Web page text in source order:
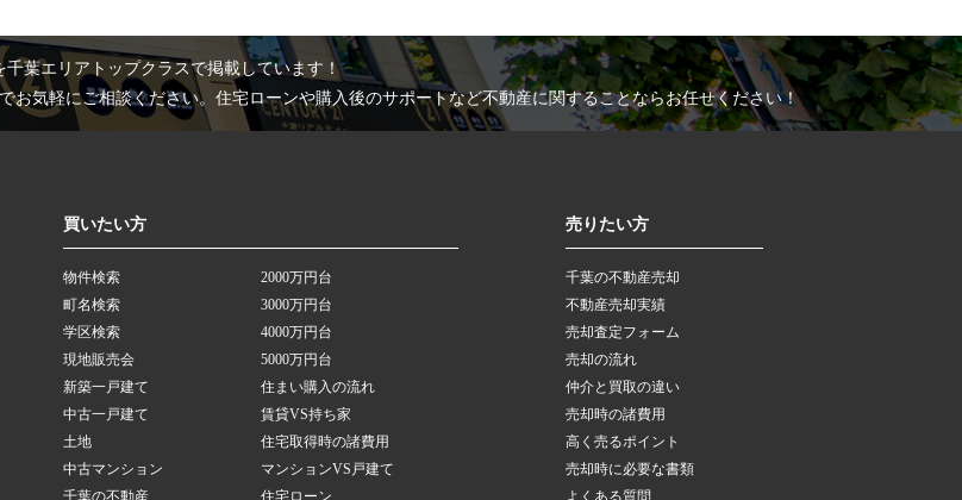
葉エリアトップクラスで掲載しています！
お気軽にご相談ください。住宅ローンや購入後のサポートなど不動産に関することならお任せください！
買いたい方
物件検索
町名検索
学区検索
現地販売会
新築一戸建て
中古一戸建て
土地
中古マンション
千葉の不動産
2000万円台
3000万円台
4000万円台
5000万円台
住まい購入の流れ
賃貸VS持ち家
住宅取得時の諸費用
マンションVS戸建て
住宅ローン
売りたい方
千葉の不動産売却
不動産売却実績
売却査定フォーム
売却の流れ
仲介と買取の違い
売却時の諸費用
高く売るポイント
売却時に必要な書類
よくある質問